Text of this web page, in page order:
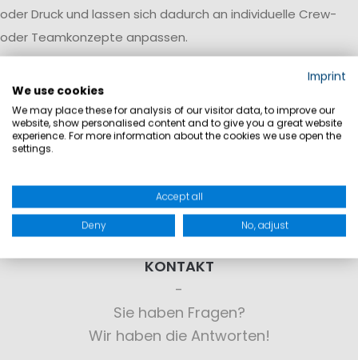
oder Druck und lassen sich dadurch an individuelle Crew-
oder Teamkonzepte anpassen.
KONTAKT
Sie haben Fragen?
Wir haben die Antworten!
Imprint
We use cookies
We may place these for analysis of our visitor data, to improve our
website, show personalised content and to give you a great website
experience. For more information about the cookies we use open the
settings.
Accept all
Deny No, adjust